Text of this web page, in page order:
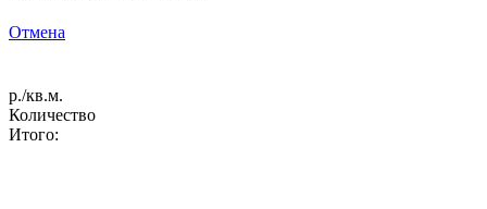
Отмена
р./кв.м.
Количество
Итого: